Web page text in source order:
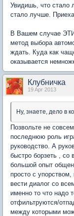
Увидишь, что стало
стало лучше.
В Вашем случае
метод выбора
ждать. Куда как
оказывается
Клубничка
19 Apr 2013
Ну, знаете, дело в
Позвольте не
последнюю роль
руководство. А
быстро борзеть ,
большой опыт
просто с
вести диалог со
именно то что надо
отфильтруются/
между которыми